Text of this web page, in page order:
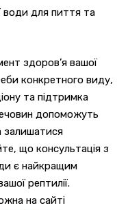
для пиття та
здоров’я вашої
конкретного виду,
та підтримка
допоможуть
залишатися
що консультація з
є найкращим
рептилії.
на сайті